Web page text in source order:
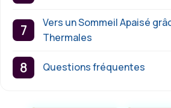
Vers un Sommeil Apaisé
Thermales
Questions fréquentes